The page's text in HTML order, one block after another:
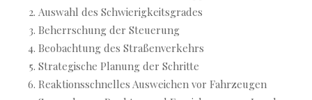
Auswahl des Schwierigkeitsgrades
Beherrschung der Steuerung
Beobachtung des Straßenverkehrs
Strategische Planung der Schritte
Reaktionsschnelles Ausweichen vor Fahrzeugen